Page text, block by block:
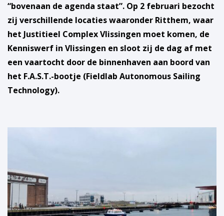
“bovenaan de agenda staat”. Op 2 februari bezocht
zij verschillende locaties waaronder Ritthem, waar
het Justitieel Complex Vlissingen moet komen, de
Kenniswerf in Vlissingen en sloot zij de dag af met
een vaartocht door de binnenhaven aan boord van
het F.A.S.T.-bootje (Fieldlab Autonomous Sailing
Technology).